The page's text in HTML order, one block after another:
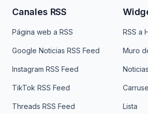
Canales RSS
Página web a RSS
Google Noticias RSS Feed
Instagram RSS Feed
TikTok RSS Feed
Threads RSS Feed
RSS a
Muro
Noticias
Carrusel
Lista